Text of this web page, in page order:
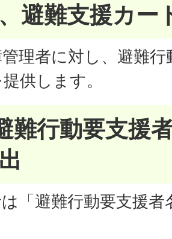
避難支援カー
理者に対し、避難
供します。
難行動要支援
「避難行動要支援